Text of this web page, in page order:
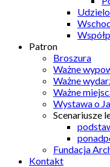
Patron
Broszura
Ważne
Ważne
Ważne
Wystawa o
Scenariusze
Fundacja
Kontakt